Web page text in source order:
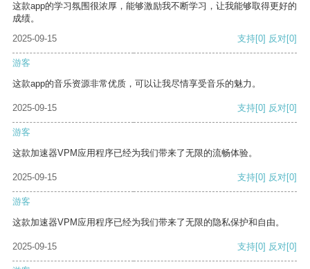
这款app的学习氛围很浓厚，能够激励我不断学习，让我能够取得更好的
成绩。
2025-09-15
支持[0] 反对[0]
游客
这款app的音乐资源非常优质，可以让我尽情享受音乐的魅力。
2025-09-15 支持[0] 反对[0]
游客
这款加速器VPM应用程序已经为我们带来了无限的流畅体验。
2025-09-15 支持[0] 反对[0]
游客
这款加速器VPM应用程序已经为我们带来了无限的隐私保护和自由。
2025-09-15 支持[0] 反对[0]